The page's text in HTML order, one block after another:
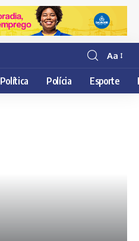
Resisor
de
fonte
Aa
Política Polícia Esporte